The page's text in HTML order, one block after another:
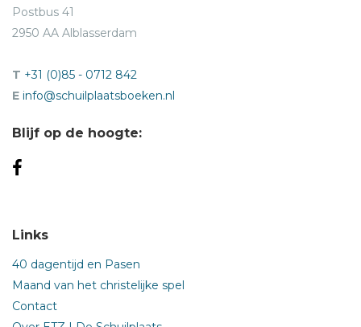
Postbus 41
2950 AA Alblasserdam
T +31 (0)85 - 0712 842
E info@schuilplaatsboeken.nl
Blijf op de hoogte:
Links
40 dagentijd en Pasen
Maand van het christelijke spel
Contact